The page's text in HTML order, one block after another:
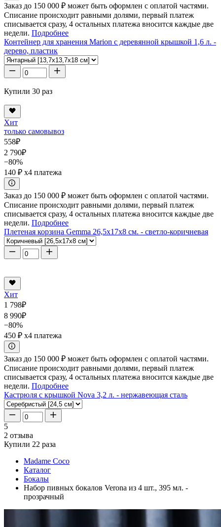
Заказ до 150 000 ₽ может быть оформлен с оплатой частями.
Списание происходит равными долями, первый платеж
списывается сразу, 4 остальных платежа вносится каждые две
недели. Подробнее
Контейнер для хранения Marion с деревянной крышкой 1,6 л. -
дерево, пластик
Купили 30 раз
Хит
только самовывоз
558₽
2 790₽
−80%
140 ₽ x4 платежа
Заказ до 150 000 ₽ может быть оформлен с оплатой частями.
Списание происходит равными долями, первый платеж
списывается сразу, 4 остальных платежа вносится каждые две
недели. Подробнее
Плетеная корзина Gemma 26,5x17x8 см. - светло-коричневая
Хит
1 798₽
8 990₽
−80%
450 ₽ x4 платежа
Заказ до 150 000 ₽ может быть оформлен с оплатой частями.
Списание происходит равными долями, первый платеж
списывается сразу, 4 остальных платежа вносится каждые две
недели. Подробнее
Кастрюля с крышкой Nova 3,2 л. - нержавеющая сталь
5
2 отзыва
Купили 22 раза
Madame Coco
Каталог
Бокалы
Набор пивных бокалов Verona из 4 шт., 395 мл. -
прозрачный